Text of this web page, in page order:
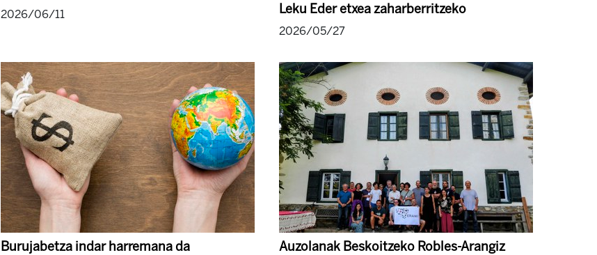
2026/06/11
Leku Eder etxea zaharberritzeko
2026/05/27
Burujabetza indar harremana da
Auzolanak Beskoitzeko Robles-Arangiz